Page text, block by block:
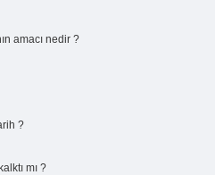
amacı nedir ?
?
mı ?